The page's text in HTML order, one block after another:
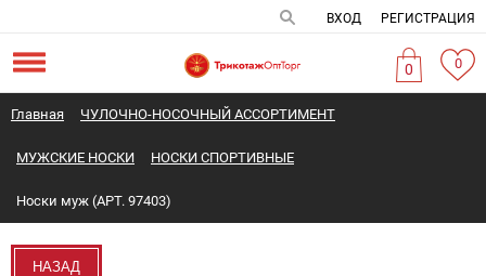
ВХОД РЕГИСТРАЦИЯ
0 0
Главная ЧУЛОЧНО-НОСОЧНЫЙ АССОРТИМЕНТ
МУЖСКИЕ НОСКИ НОСКИ СПОРТИВНЫЕ
Носки муж (АРТ. 97403)
НАЗАД